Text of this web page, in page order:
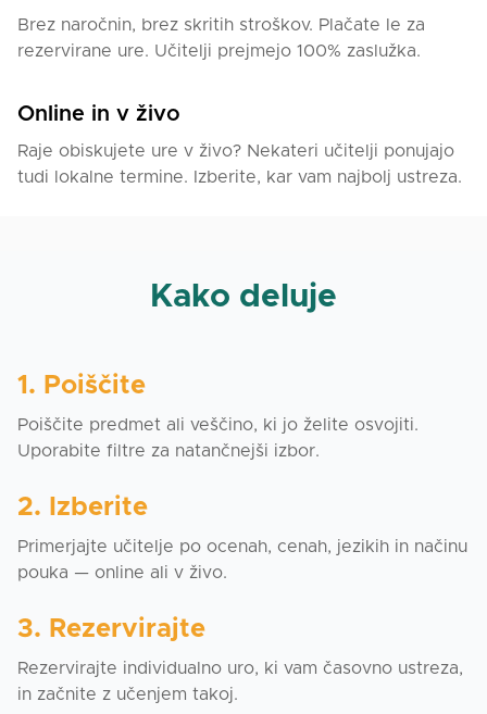
Brez naročnin, brez skritih stroškov. Plačate le za
rezervirane ure. Učitelji prejmejo 100% zaslužka.
Online in v živo
Raje obiskujete ure v živo? Nekateri učitelji ponujajo
tudi lokalne termine. Izberite, kar vam najbolj ustreza.
Kako deluje
1. Poiščite
Poiščite predmet ali veščino, ki jo želite osvojiti.
Uporabite filtre za natančnejši izbor.
2. Izberite
Primerjajte učitelje po ocenah, cenah, jezikih in načinu
pouka — online ali v živo.
3. Rezervirajte
Rezervirajte individualno uro, ki vam časovno ustreza,
in začnite z učenjem takoj.